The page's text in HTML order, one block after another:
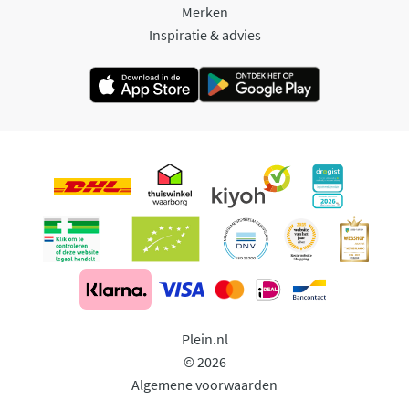
Merken
Inspiratie & advies
Plein.nl
© 2026
Algemene voorwaarden